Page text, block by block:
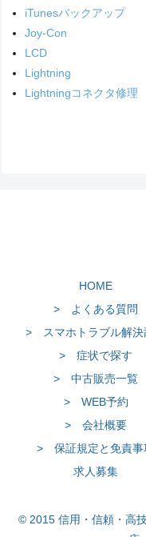
iTunesバックアップ
Joy-Con
LCD
Lightning
Lightningコネクタ修理
HOME
> よくある質問
> スマホトラブル解決
> 症状で探す
> 中古販売一覧
> WEB予約
> 会社概要
> 保証規定と免責事
求人募集
© 2015 信用・信頼・高